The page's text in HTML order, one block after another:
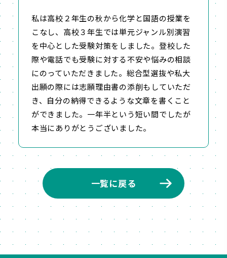
私は高校２年生の秋から化学と国語の授業を
こなし、高校３年生では単元ジャンル別演習
を中心とした受験対策をしました。登校した
際や電話でも受験に対する不安や悩みの相談
にのっていただきました。総合型選抜や私大
出願の際には志願理由書の添削もしていただ
き、自分の納得できるような文章を書くこと
ができました。一年半という短い間でしたが
本当にありがとうございました。
一覧に戻る